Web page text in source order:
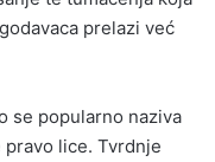
prelazi već
se popularno naziva
lice. Tvrdnje